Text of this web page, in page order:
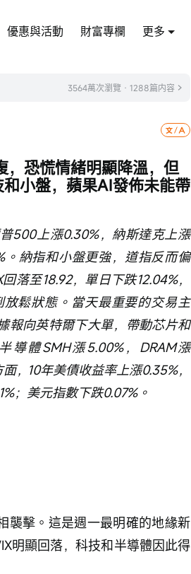
優惠與活動 財富專欄 更多
3564萬次瀏覽 · 1288篇内容
恐慌情緒明顯降溫，但
小盤，蘋果AI發佈未能帶
500上漲0.30%，納斯達克上漲
。納指和小盤更強，道指反而偏
落至18.92，單日下跌12.04%，
鬆狀態。當天最重要的交易主
報向英特爾下大單，帶動芯片和
導體SMH漲5.00%，DRAM漲
，10年美債收益率上漲0.35%，
；美元指數下跌0.07%。
襲擊。這是週一最明確的地緣新
明顯回落，科技和半導體因此得